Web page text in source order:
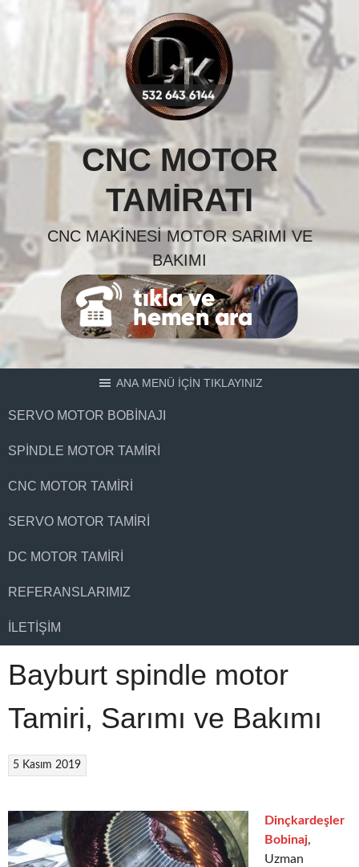
CNC MOTOR
TAMIRATI
CNC MAKINESI MOTOR SARIMI VE
BAKIMI
ANA MENÜ İÇİN TIKLAYINIZ
SERVO MOTOR BOBINAJI
SPINDLE MOTOR TAMIRI
CNC MOTOR TAMIRI
SERVO MOTOR TAMIRI
DC MOTOR TAMIRI
REFERANSLARIMIZ
İLETIŞIM
Bayburt spindle motor
Tamiri, Sarımı ve Bakımı
5 Kasım 2019
Dinçkardeşler
Bobinaj,
Uzman